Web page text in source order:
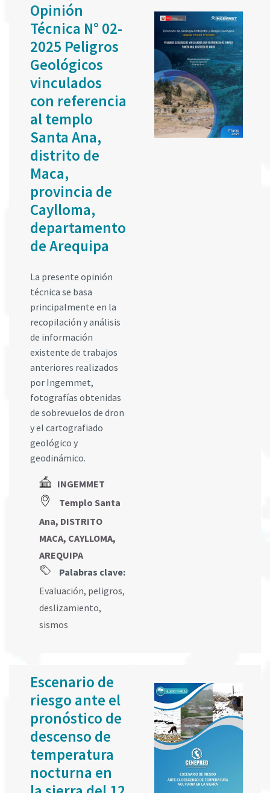
Opinión
Técnica N° 02-
2025 Peligros
Geológicos
vinculados
con referencia
al templo
Santa Ana,
distrito de
Maca,
provincia de
Caylloma,
departamento
de Arequipa
La presente opinión
técnica se basa
principalmente en la
recopilación y análisis
de información
existente de trabajos
anteriores realizados
por Ingemmet,
fotografías obtenidas
de sobrevuelos de dron
y el cartografiado
geológico y
geodinámico.
INGEMMET
Templo Santa
Ana, DISTRITO
MACA, CAYLLOMA,
AREQUIPA
Palabras clave:
Evaluación, peligros,
deslizamiento,
sismos
Escenario de
riesgo ante el
pronóstico de
descenso de
temperatura
nocturna en